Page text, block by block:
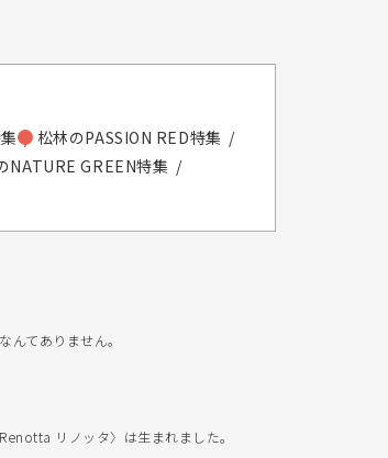
松林のPASSION RED特集
NATURE GREEN特集
んてありません。
リノッタ〉は生まれました。